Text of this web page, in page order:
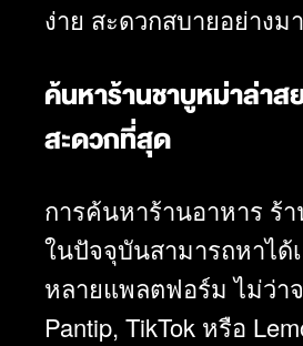
ง่าย สะดวกสบายอย่างม
ค้นหาร้านชาบูหม่าล่าส
สะดวกที่สุด
การค้นหาร้านอาหาร ร้
ในปัจจุบันสามารถหาได้
หลายแพลตฟอร์ม ไม่ว่า
Pantip, TikTok หรือ